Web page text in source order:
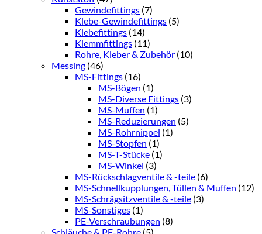
Gewindefittings (7)
Klebe-Gewindefittings (5)
Klebefittings (14)
Klemmfittings (11)
Rohre, Kleber & Zubehör (10)
Messing (46)
MS-Fittings (16)
MS-Bögen (1)
MS-Diverse Fittings (3)
MS-Muffen (1)
MS-Reduzierungen (5)
MS-Rohrnippel (1)
MS-Stopfen (1)
MS-T-Stücke (1)
MS-Winkel (3)
MS-Rückschlagventile & -teile (6)
MS-Schnellkupplungen, Tüllen & Muffen (12)
MS-Schrägsitzventile & -teile (3)
MS-Sonstiges (1)
PE-Verschraubungen (8)